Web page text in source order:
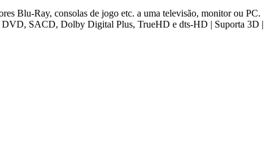
Blu-Ray, consolas de jogo etc. a uma televisão, monitor ou PC.
DVD, SACD, Dolby Digital Plus, TrueHD e dts-HD | Suporta 3D |